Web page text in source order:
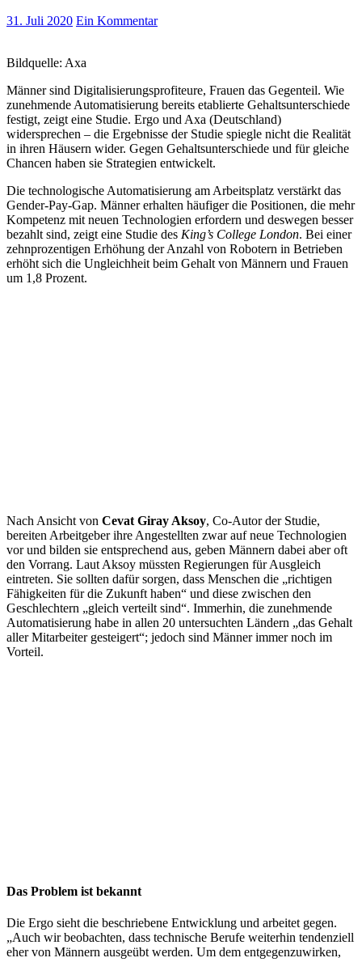
31. Juli 2020 Ein Kommentar
Bildquelle: Axa
Männer sind Digitalisierungsprofiteure, Frauen das Gegenteil. Wie
zunehmende Automatisierung bereits etablierte Gehaltsunterschiede
festigt, zeigt eine Studie. Ergo und Axa (Deutschland)
widersprechen – die Ergebnisse der Studie spiegle nicht die Realität
in ihren Häusern wider. Gegen Gehaltsunterschiede und für gleiche
Chancen haben sie Strategien entwickelt.
Die technologische Automatisierung am Arbeitsplatz verstärkt das
Gender-Pay-Gap. Männer erhalten häufiger die Positionen, die mehr
Kompetenz mit neuen Technologien erfordern und deswegen besser
bezahlt sind, zeigt eine Studie des King’s College London. Bei einer
zehnprozentigen Erhöhung der Anzahl von Robotern in Betrieben
erhöht sich die Ungleichheit beim Gehalt von Männern und Frauen
um 1,8 Prozent.
Nach Ansicht von Cevat Giray Aksoy, Co-Autor der Studie,
bereiten Arbeitgeber ihre Angestellten zwar auf neue Technologien
vor und bilden sie entsprechend aus, geben Männern dabei aber oft
den Vorrang. Laut Aksoy müssten Regierungen für Ausgleich
eintreten. Sie sollten dafür sorgen, dass Menschen die „richtigen
Fähigkeiten für die Zukunft haben“ und diese zwischen den
Geschlechtern „gleich verteilt sind“. Immerhin, die zunehmende
Automatisierung habe in allen 20 untersuchten Ländern „das Gehalt
aller Mitarbeiter gesteigert“; jedoch sind Männer immer noch im
Vorteil.
Das Problem ist bekannt
Die Ergo sieht die beschriebene Entwicklung und arbeitet gegen.
„Auch wir beobachten, dass technische Berufe weiterhin tendenziell
eher von Männern ausgeübt werden. Um dem entgegenzuwirken,